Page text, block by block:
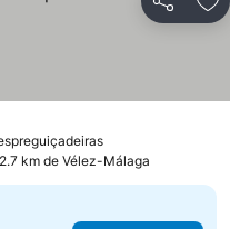
Partilhar
km de Vélez-Málaga